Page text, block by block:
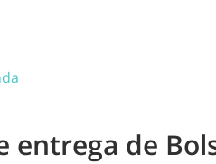
entrega de